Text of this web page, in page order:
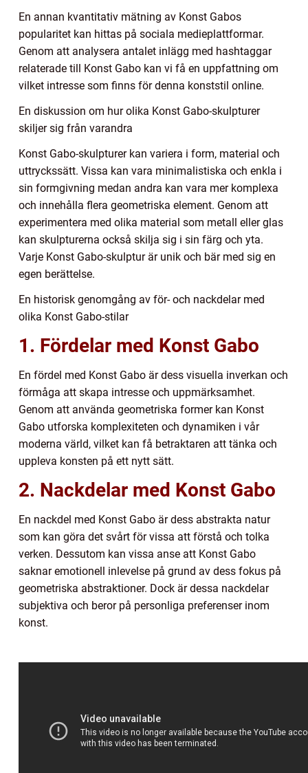
En annan kvantitativ mätning av Konst Gabos
popularitet kan hittas på sociala medieplattformar.
Genom att analysera antalet inlägg med hashtaggar
relaterade till Konst Gabo kan vi få en uppfattning om
vilket intresse som finns för denna konststil online.
En diskussion om hur olika Konst Gabo-skulpturer
skiljer sig från varandra
Konst Gabo-skulpturer kan variera i form, material och
uttryckssätt. Vissa kan vara minimalistiska och enkla i
sin formgivning medan andra kan vara mer komplexa
och innehålla flera geometriska element. Genom att
experimentera med olika material som metall eller glas
kan skulpturerna också skilja sig i sin färg och yta.
Varje Konst Gabo-skulptur är unik och bär med sig en
egen berättelse.
En historisk genomgång av för- och nackdelar med
olika Konst Gabo-stilar
1. Fördelar med Konst Gabo
En fördel med Konst Gabo är dess visuella inverkan och
förmåga att skapa intresse och uppmärksamhet.
Genom att använda geometriska former kan Konst
Gabo utforska komplexiteten och dynamiken i vår
moderna värld, vilket kan få betraktaren att tänka och
uppleva konsten på ett nytt sätt.
2. Nackdelar med Konst Gabo
En nackdel med Konst Gabo är dess abstrakta natur
som kan göra det svårt för vissa att förstå och tolka
verken. Dessutom kan vissa anse att Konst Gabo
saknar emotionell inlevelse på grund av dess fokus på
geometriska abstraktioner. Dock är dessa nackdelar
subjektiva och beror på personliga preferenser inom
konst.